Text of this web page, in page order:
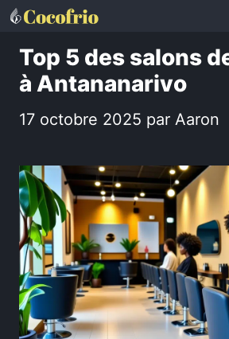
Aller
contenu
Top 5 des salons
à Antananarivo
17 octobre 2025 par Aaron